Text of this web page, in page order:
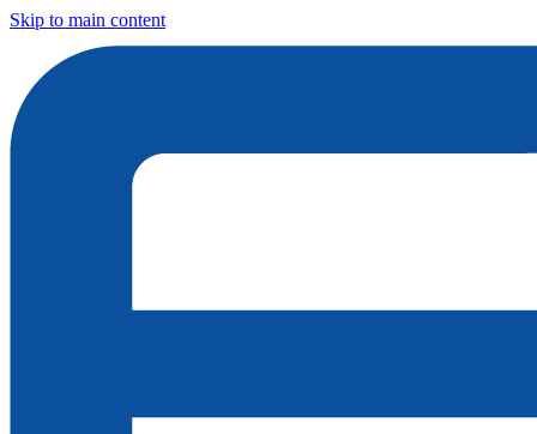
Skip to main content